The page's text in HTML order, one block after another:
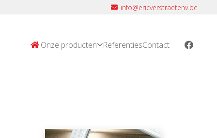
info@ericverstraetenv.be
Onze producten ReferentiesContact